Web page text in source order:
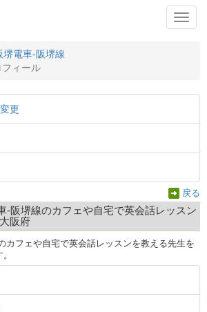
堺電車-阪堺線
ィール
更
戻る
-阪堺線のカフェや自宅で英会話レッスン
阪府
カフェや自宅で英会話レッスンを教える先生を